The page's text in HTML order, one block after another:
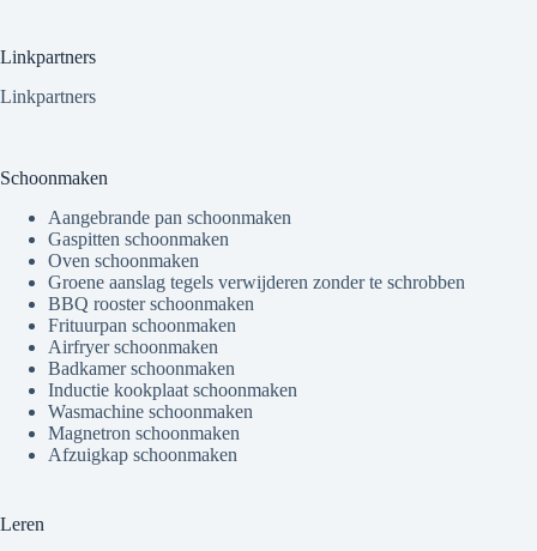
Linkpartners
Linkpartners
Schoonmaken
Aangebrande pan schoonmaken
Gaspitten schoonmaken
Oven schoonmaken
Groene aanslag tegels verwijderen zonder te schrobben
BBQ rooster schoonmaken
Frituurpan schoonmaken
Airfryer schoonmaken
Badkamer schoonmaken
Inductie kookplaat schoonmaken
Wasmachine schoonmaken
Magnetron schoonmaken
Afzuigkap schoonmaken
Leren